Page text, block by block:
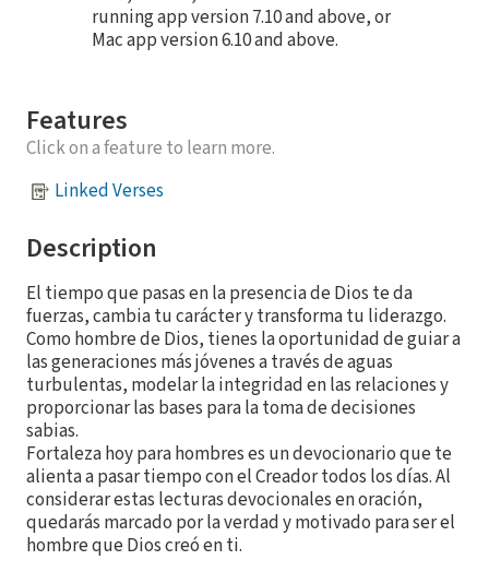
running app version 7.10 and above, or
Mac app version 6.10 and above.
Features
Click on a feature to learn more.
Linked Verses
Description
El tiempo que pasas en la presencia de Dios te da
fuerzas, cambia tu carácter y transforma tu liderazgo.
Como hombre de Dios, tienes la oportunidad de guiar a
las generaciones más jóvenes a través de aguas
turbulentas, modelar la integridad en las relaciones y
proporcionar las bases para la toma de decisiones
sabias.
Fortaleza hoy para hombres es un devocionario que te
alienta a pasar tiempo con el Creador todos los días. Al
considerar estas lecturas devocionales en oración,
quedarás marcado por la verdad y motivado para ser el
hombre que Dios creó en ti.